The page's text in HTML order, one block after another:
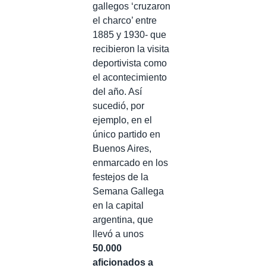
gallegos ‘cruzaron
el charco’ entre
1885 y 1930- que
recibieron la visita
deportivista como
el acontecimiento
del año. Así
sucedió, por
ejemplo, en el
único partido en
Buenos Aires,
enmarcado en los
festejos de la
Semana Gallega
en la capital
argentina, que
llevó a unos
50.000
aficionados a